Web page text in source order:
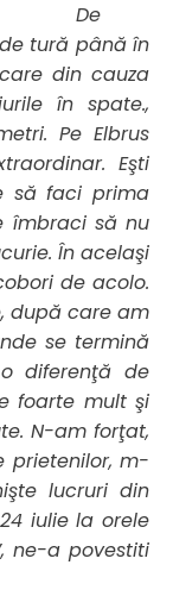
De
tură până în
din cauza
în spate.,
Pe Elbrus
Eşti
să faci prima
îmbraci să nu
În acelaşi
de acolo.
după care am
se termină
diferenţă de
foarte mult şi
N-am forţat,
prietenilor, m-
lucruri din
iulie la orele
ne-a povestiti